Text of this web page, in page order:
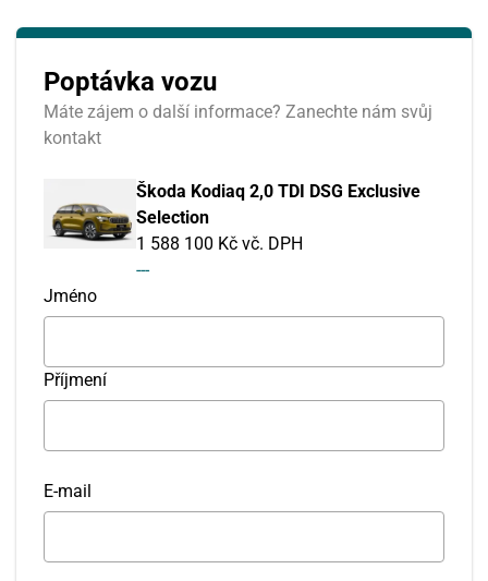
Poptávka vozu
Máte zájem o další informace? Zanechte nám svůj
kontakt
Škoda Kodiaq 2,0 TDI DSG Exclusive
Selection
1 588 100 Kč vč. DPH
---
Jméno
Příjmení
E-mail